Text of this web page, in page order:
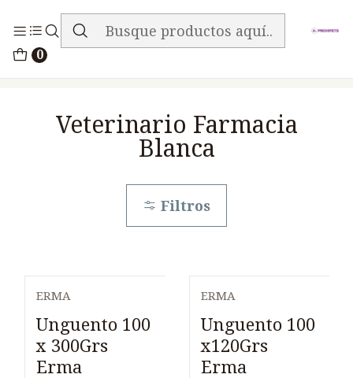
0
ENVIO GRATIS EN TODA LA TIENDA
Veterinario Farmacia
Blanca
Filtros
ERMA
Unguento 100
x 300Grs
Erma
ERMA
Unguento 100
x120Grs
Erma